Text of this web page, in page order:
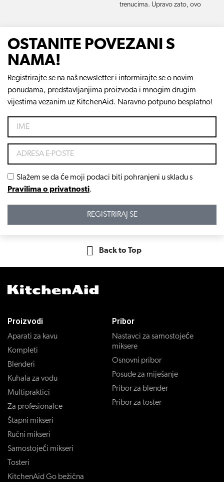
trenucima. Upravo zato, ovo
OSTANITE POVEZANI S
NAMA!
Registrirajte se na naš newsletter i informirajte se o novim
ponudama, predstavljanjima proizvoda i mnogim drugim
vijestima vezanim uz KitchenAid. Naravno potpuno besplatno!
Slažem se da će moji podaci biti pohranjeni u skladu s
Pravilima o privatnosti.
REGISTRIRAJ SE
Back to Top
Proizvodi
Aparati za kavu
Kompleti
Blenderi
Kuhala za vodu
Multipraktici
Za profesionalce
Štapni mikseri
Ručni mikseri
Samostojeći mikseri
Tosteri
KitchenAid Go bežična
Pribor
Nastavci za samostojeće
miksere
Osnovni pribor
Posude za miješanje
Pribor za blender
Pribor za toster